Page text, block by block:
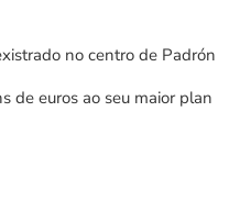
no centro de Padrón
de euros ao seu maior plan